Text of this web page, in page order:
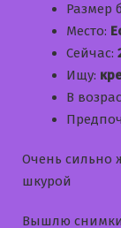
Размер
Место:
Сейчас:
Ищу:
В
Очень сильно
шкурой
Вышлю снимки